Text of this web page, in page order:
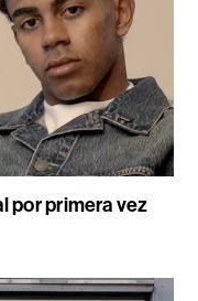
por primera vez